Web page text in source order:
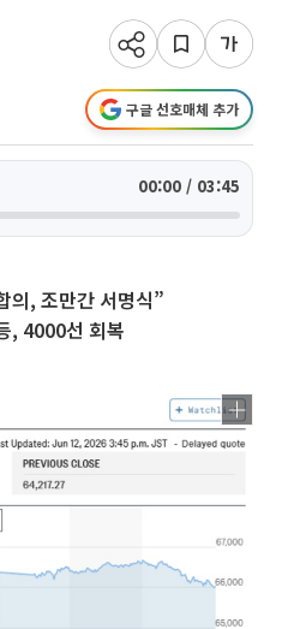
구글 선호매체 추가
00:00 / 03:45
의, 조만간 서명식”
, 4000선 회복